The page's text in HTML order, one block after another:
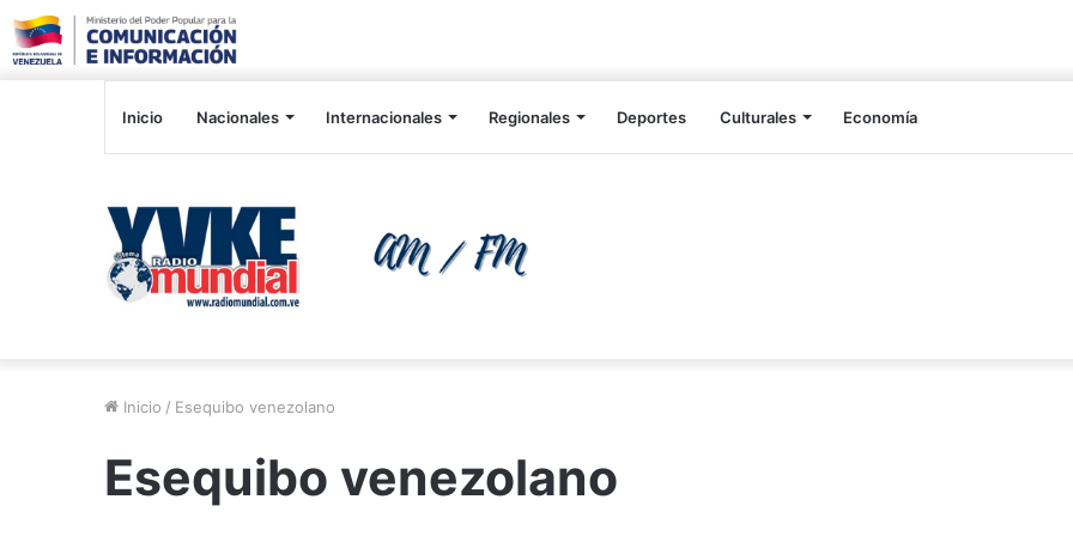
Inicio Nacionales Internacionales Regionales Deportes Culturales Economía
Inicio / Esequibo venezolano
Esequibo venezolano